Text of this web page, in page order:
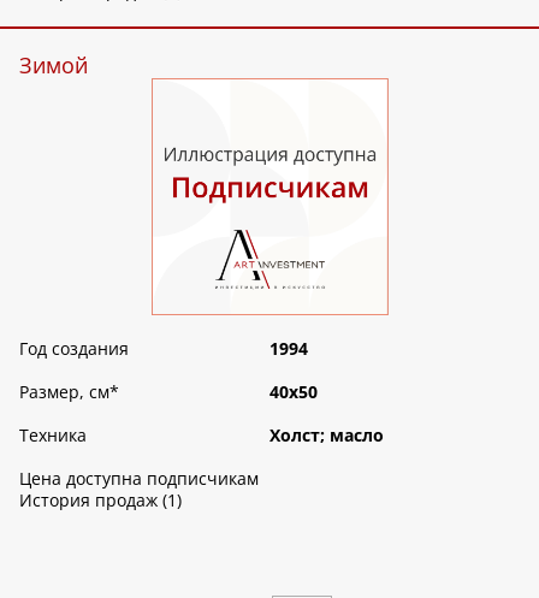
Зимой
Год создания
1994
Размер, см*
40х50
Техника
Холст; масло
Цена доступна подписчикам
История продаж (1)